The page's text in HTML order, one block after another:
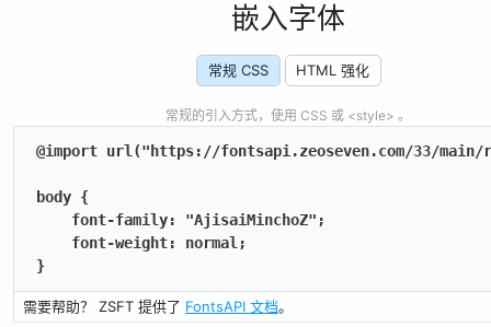
嵌入字体
常规 CSS HTML 强化
常规的引入方式，使用 CSS 或 <style> 。
@import url("https://fontsapi.zeoseven.com/33/
body {
    font-family: "AjisaiMinchoZ";
    font-weight: normal;
}
需要帮助？ ZSFT 提供了 FontsAPI 文档。